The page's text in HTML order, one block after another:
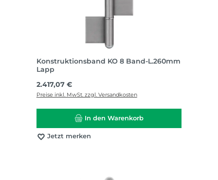
Konstruktionsband KO 8 Band-L.260mm
Lapp
Regulärer Preis:
2.417,07 €
Preise inkl. MwSt. zzgl. Versandkosten
In den Warenkorb
Jetzt merken